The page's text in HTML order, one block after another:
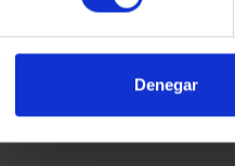
Denegar
ORDENAR POR: